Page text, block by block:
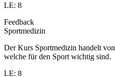
LE: 8
Feedback
Sportmedizin
Der Kurs Sportmedizin handelt
welche für den Sport wichtig sind.
LE: 8